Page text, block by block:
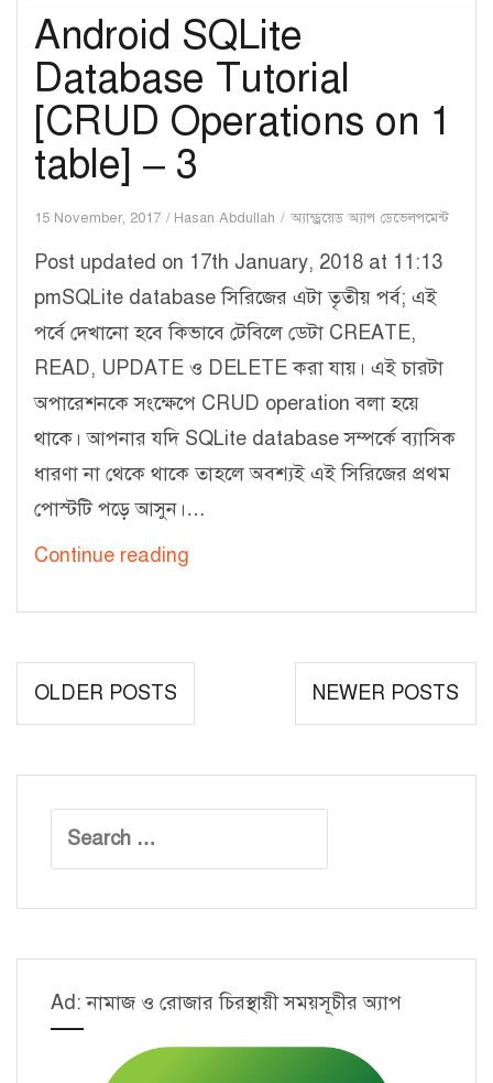
Android SQLite
Database Tutorial
[CRUD Operations on 1
table] – 3
15 November, 2017 Hasan Abdullah অ্যান্ড্রয়েড অ্যাপ ডেভেলপমেন্ট
Post updated on 17th January, 2018 at 11:13
pmSQLite database সিরিজের এটা তৃতীয় পর্ব; এই
পর্বে দেখানো হবে কিভাবে টেবিলে ডেটা CREATE,
READ, UPDATE ও DELETE করা যায়। এই চারটা
অপারেশনকে সংক্ষেপে CRUD operation বলা হয়ে
থাকে। আপনার যদি SQLite database সম্পর্কে ব্যাসিক
ধারণা না থেকে থাকে তাহলে অবশ্যই এই সিরিজের প্রথম
পোস্টটি পড়ে আসুন।…
Continue reading
Tutorial
Operations
–
3
Posts
navigation
OLDER POSTS NEWER POSTS
for:
Ad: নামাজ ও রোজার চিরস্থায়ী সময়সূচীর অ্যাপ